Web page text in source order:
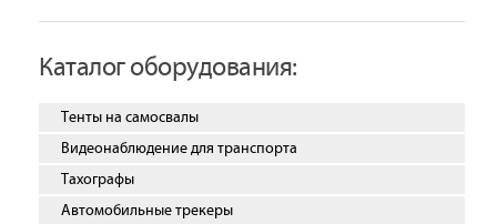
Каталог оборудования:
Тенты на самосвалы
Видеонаблюдение для транспорта
Тахографы
Автомобильные трекеры